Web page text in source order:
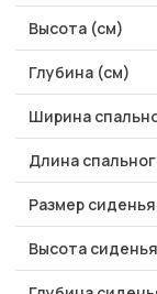
Высота (см)
Глубина (см)
Ширина
Длина
Размер
Высота